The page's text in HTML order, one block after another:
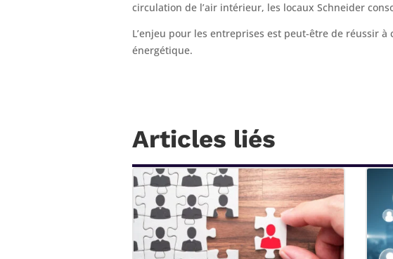
circulation de l’air intérieur, les locaux Schneider
L’enjeu pour les entreprises est peut-être de réussir
énergétique.
Articles liés